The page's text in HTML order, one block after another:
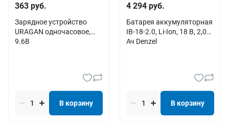
363 руб.
Зарядное устройство
URAGAN одночасовое,
9.6В
В корзину
4 294 руб.
Батарея аккумуляторная
IB-18-2.0, Li-Ion, 18 В, 2,0
Ач Denzel
В корзину